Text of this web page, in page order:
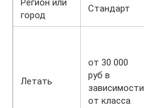
город
Стандарт
Летать
от 30 000
руб в
зависимости
от класса